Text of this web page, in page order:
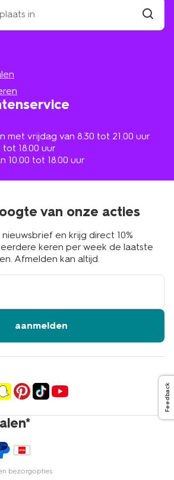
met vrijdag van 8.30 tot 21.00 uur
18.00 uur
10.00 tot 18.00 uur
bezorgopties
van onze acties
en krijg direct 10%
keren per week de laatste
Afmelden kan altijd.
aanmelden
Feedback